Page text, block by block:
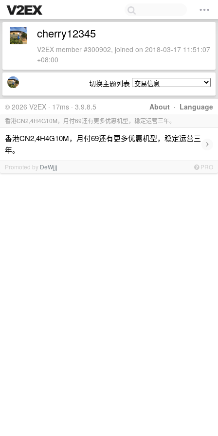
cherry12345
V2EX member #300902, joined on 2018-03-17 11:51:07
+08:00
切换主题列表
About · Language
© 2026 V2EX · 17ms · 3.9.8.5
香港CN2,4H4G10M，月付69还有更多优惠机型，稳定运营三年。
香港CN2,4H4G10M，月付69还有更多优惠机型，稳定运营三
年。
›
Promoted by DeWjjj PRO